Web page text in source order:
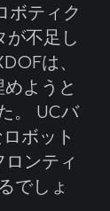
ボティク
が不足し
は、
ようと
。 UCバ
ボット
ンティ
でしょ